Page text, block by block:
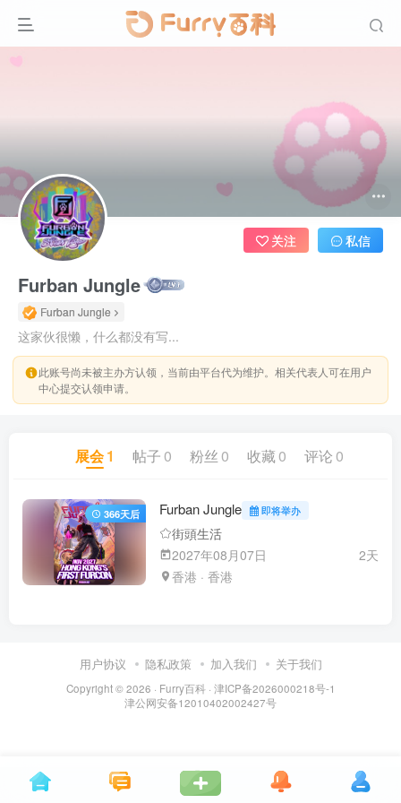
Furban Jungle
Furban Jungle
这家伙很懒，什么都没有写...
关注 私信
此账号尚未被主办方认领，当前由平台代为维护。相关代表人可在用户
中心提交认领申请。
展会1 帖子 0 粉丝 0 收藏 0 评论 0
366天后 Furban Jungle 即将举办
街頭生活
2027年08月07日
2天
香港 · 香港
用户协议 隐私政策 加入我们 关于我们
Copyright © 2026 · Furry百科· 津ICP备2026000218号-1
津公网安备12010402002427号